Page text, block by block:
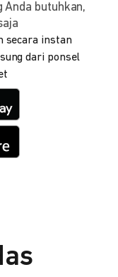
butuhkan,
secara instan
dari ponsel